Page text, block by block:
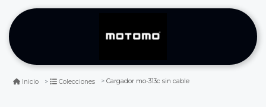
Inicio Colecciones Cargador mo-313c sin cable